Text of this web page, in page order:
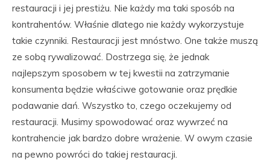
restauracji i jej prestiżu. Nie każdy ma taki sposób na
kontrahentów. Właśnie dlatego nie każdy wykorzystuje
takie czynniki. Restauracji jest mnóstwo. One także muszą
ze sobą rywalizować. Dostrzega się, że jednak
najlepszym sposobem w tej kwestii na zatrzymanie
konsumenta będzie właściwe gotowanie oraz prędkie
podawanie dań. Wszystko to, czego oczekujemy od
restauracji. Musimy spowodować oraz wywrzeć na
kontrahencie jak bardzo dobre wrażenie. W owym czasie
na pewno powróci do takiej restauracji.